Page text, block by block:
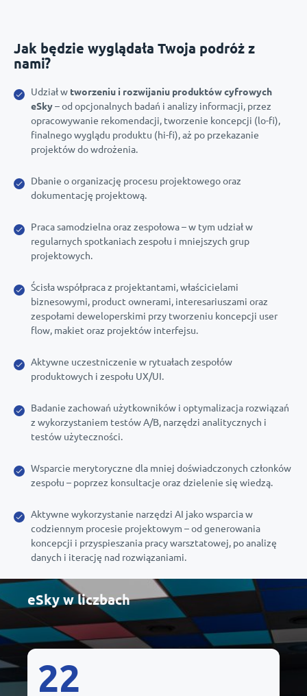
Jak będzie wyglądała Twoja podróż z
nami?
Udział w tworzeniu i rozwijaniu produktów cyfrowych
eSky– od opcjonalnych badań i analizy informacji, przez
opracowywanie rekomendacji, tworzenie koncepcji (lo-fi),
finalnego wyglądu produktu (hi-fi), aż po przekazanie
projektów do wdrożenia.
Dbanie o organizację procesu projektowego oraz
dokumentację projektową.
Praca samodzielna oraz zespołowa – w tym udział w
regularnych spotkaniach zespołu i mniejszych grup
projektowych.
Ścisła współpraca z projektantami, właścicielami
biznesowymi, product ownerami, interesariuszami oraz
zespołami deweloperskimi przy tworzeniu koncepcji user
flow, makiet oraz projektów interfejsu.
Aktywne uczestniczenie w rytuałach zespołów
produktowych i zespołu UX/UI.
Badanie zachowań użytkowników i optymalizacja rozwiązań
z wykorzystaniem testów A/B, narzędzi analitycznych i
testów użyteczności.
Wsparcie merytoryczne dla mniej doświadczonych członków
zespołu – poprzez konsultacje oraz dzielenie się wiedzą.
Aktywne wykorzystanie narzędzi AI jako wsparcia w
codziennym procesie projektowym – od generowania
koncepcji i przyspieszania pracy warsztatowej, po analizę
danych i iterację nad rozwiązaniami.
eSky w liczbach
22